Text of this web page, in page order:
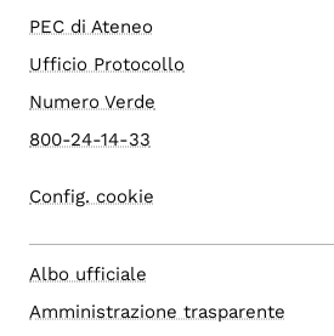
PEC di Ateneo
Ufficio Protocollo
Numero Verde
800-24-14-33
Config. cookie
Albo ufficiale
Amministrazione trasparente